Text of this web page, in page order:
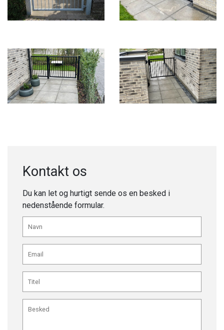
Kontakt os
Du kan let og hurtigt sende os en besked i
nedenstående formular.